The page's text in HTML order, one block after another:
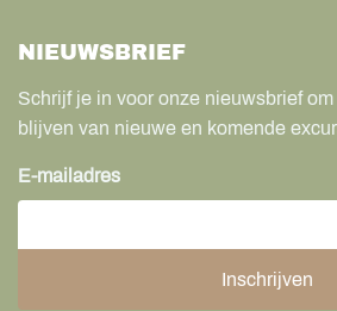
NIEUWSBRIEF
Schrijf je in voor onze nieuwsbrief
blijven van nieuwe en komende
E-mailadres